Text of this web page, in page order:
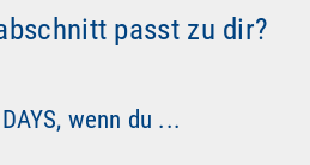
passt zu dir?
wenn du ...